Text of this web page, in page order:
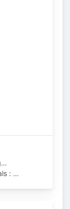
: …